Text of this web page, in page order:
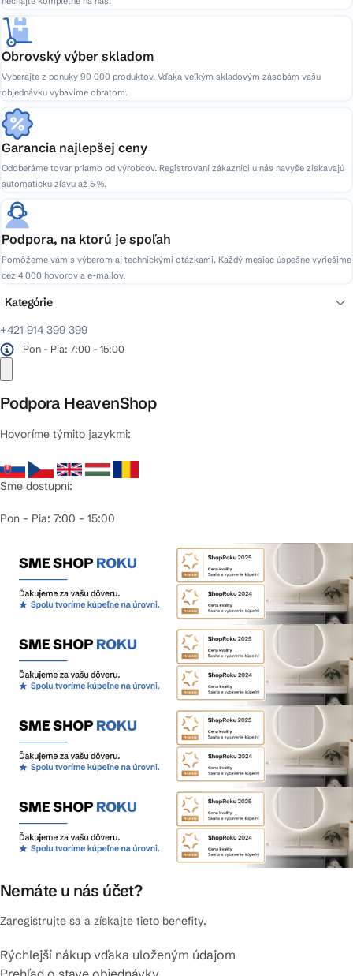
Obrovský výber skladom
Vyberajte z ponuky 90 000 produktov. Vďaka veľkým skladovým zásobám vašu
objednávku vybavíme obratom.
Garancia najlepšej ceny
Odoberáme tovar priamo od výrobcov. Registrovaní zákazníci u nás navyše získavajú
automatickú zľavu až 5 %.
Podpora, na ktorú je spoľah
Pomôžeme vám s výberom aj technickými otázkami. Každý mesiac úspešne vyriešime
cez 4 000 hovorov a e-mailov.
+421 914 399 399
Pon - Pia: 7:00 - 15:00
Podpora HeavenShop
Hovoríme týmito jazykmi:
Sme dostupní:
Pon – Pia: 7:00 – 15:00
Nemáte u nás účet?
Zaregistrujte sa a získajte tieto benefity.
Rýchlejší nákup vďaka uloženým údajom
Kategórie